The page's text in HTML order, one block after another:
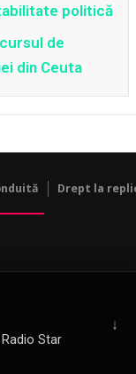
Star
↓
politică
de
din Ceuta
Drept la